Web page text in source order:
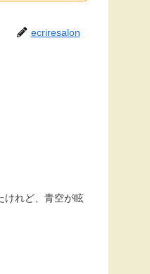
ecriresalon
けれど、青空が眩